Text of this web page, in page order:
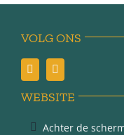
VOLG ONS
WEBSITE
Achter de